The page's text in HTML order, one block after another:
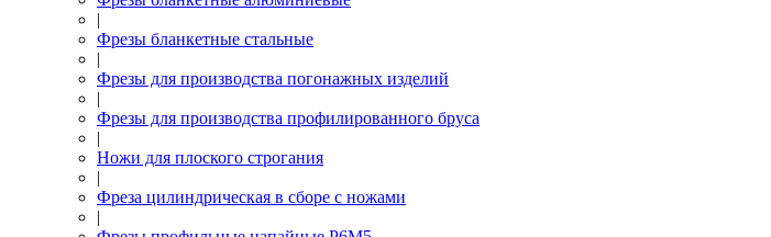
|
Фрезы бланкетные стальные
|
Фрезы для производства погонажных изделий
|
Фрезы для производства профилированного бруса
|
Ножи для плоского строгания
|
Фреза цилиндрическая в сборе с ножами
|